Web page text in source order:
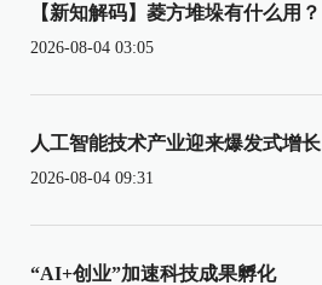
【新知解码】菱方堆垛有什么用？
2026-08-04 03:05
人工智能技术产业迎来爆发式增长
2026-08-04 09:31
“AI+创业”加速科技成果孵化